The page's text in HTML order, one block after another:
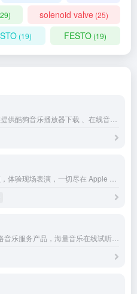
solenoid valve (25)
(19) FESTO (19)